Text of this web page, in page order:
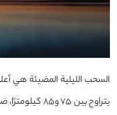
السحب الليلية المضيئة هي
يتراوح بين